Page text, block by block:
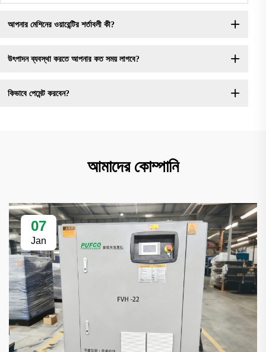
আপনার মেশিনের ওয়ারেন্টির শর্তাবলী কী?
উৎপাদন ব্যবস্থা করতে আপনার কত সময় লাগবে?
কিভাবে পেমেন্ট করবেন?
আমাদের কোম্পানি
07
Jan